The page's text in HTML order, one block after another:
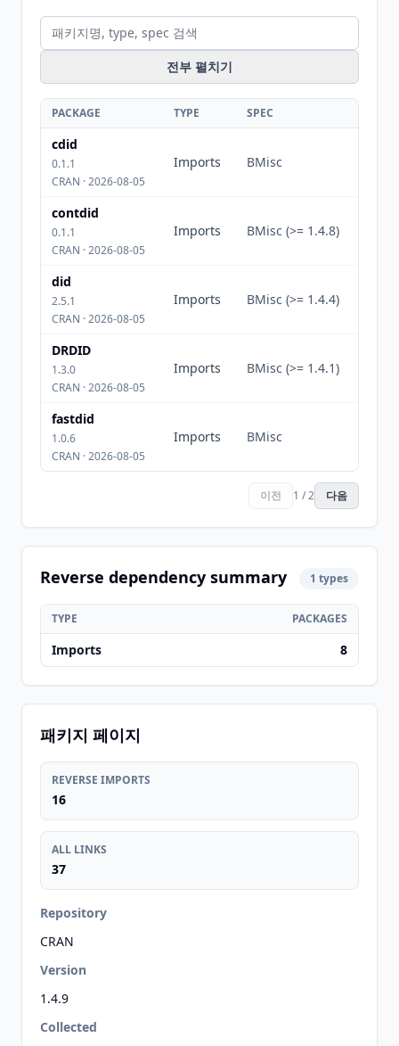
전부 펼치기
PACKAGE TYPE SPEC
cdid
0.1.1
CRAN · 2026-08-05
Imports BMisc
contdid
0.1.1
CRAN · 2026-08-05
Imports BMisc (>= 1.4.8)
did
2.5.1
CRAN · 2026-08-05
Imports BMisc (>= 1.4.4)
DRDID
1.3.0
CRAN · 2026-08-05
Imports BMisc (>= 1.4.1)
fastdid
1.0.6
CRAN · 2026-08-05
Imports BMisc
이전 1 / 2 다음
Reverse dependency summary 1 types
TYPE PACKAGES
Imports 8
패키지 페이지
REVERSE IMPORTS
16
ALL LINKS
37
Repository
CRAN
Version
1.4.9
Collected